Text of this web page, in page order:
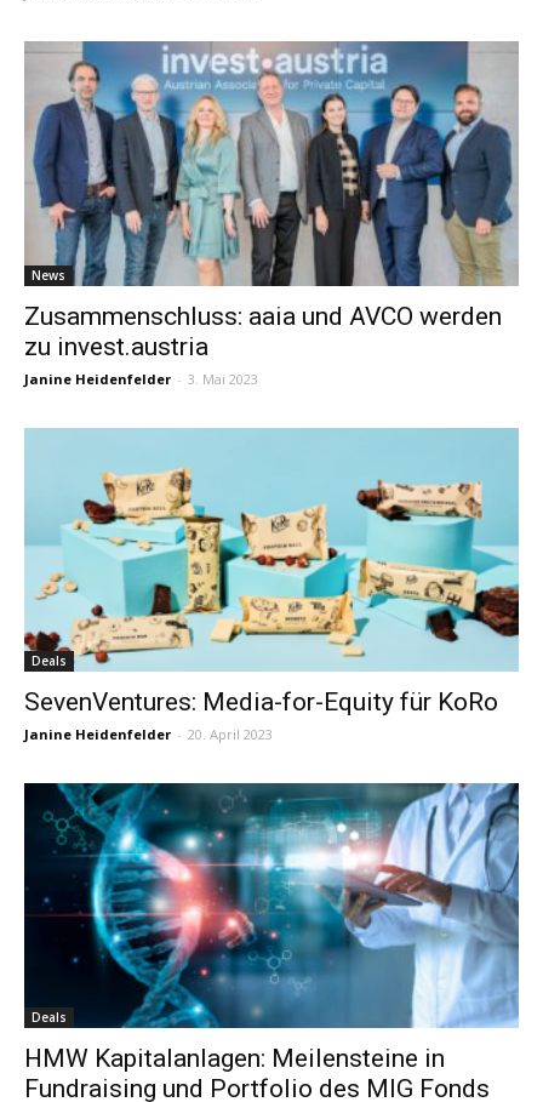
News
Zusammenschluss: aaia und AVCO werden
zu invest.austria
Janine Heidenfelder - 3. Mai 2023
Deals
SevenVentures: Media-for-Equity für KoRo
Janine Heidenfelder - 20. April 2023
Deals
HMW Kapitalanlagen: Meilensteine in
Fundraising und Portfolio des MIG Fonds